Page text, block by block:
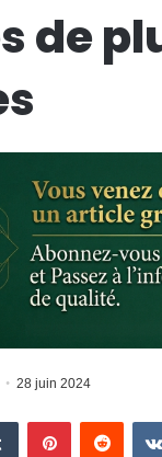
de
28 juin 2024
Tumblr Pinterest